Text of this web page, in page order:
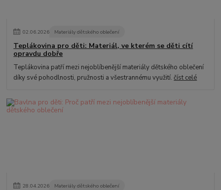
02.06.2026 Materiály dětského oblečení
Teplákovina pro děti: Materiál, ve kterém se děti cítí
opravdu dobře
Teplákovina patří mezi nejoblíbenější materiály dětského oblečení
díky své pohodlnosti, pružnosti a všestrannému využití.číst celé
28.04.2026 Materiály dětského oblečení